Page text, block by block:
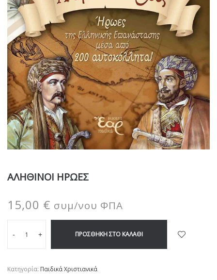
ΑΛΗΘΙΝΟΙ ΗΡΩΕΣ
15,00 € συμ/νου ΦΠΑ
- + ΠΡΟΣΘΉΚΗ ΣΤΟ ΚΑΛΆΘΙ
Κατηγορία: Παιδικά Χριστιανικά